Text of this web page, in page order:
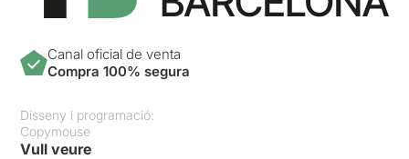
Canal oficial de venta
Compra 100% segura
Disseny i programació:
Copymouse
Vull veure